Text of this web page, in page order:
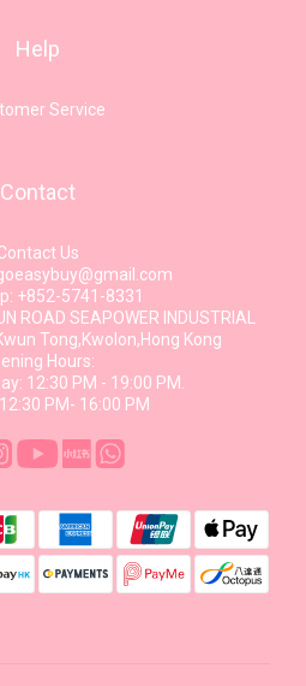
Help
Service
Contact
Us
+852-5741-8331
ROAD SEAPOWER INDUSTRIAL
Tong,Kwolon,Hong Kong
Hours:
12:30 PM - 19:00 PM.
PM- 16:00 PM